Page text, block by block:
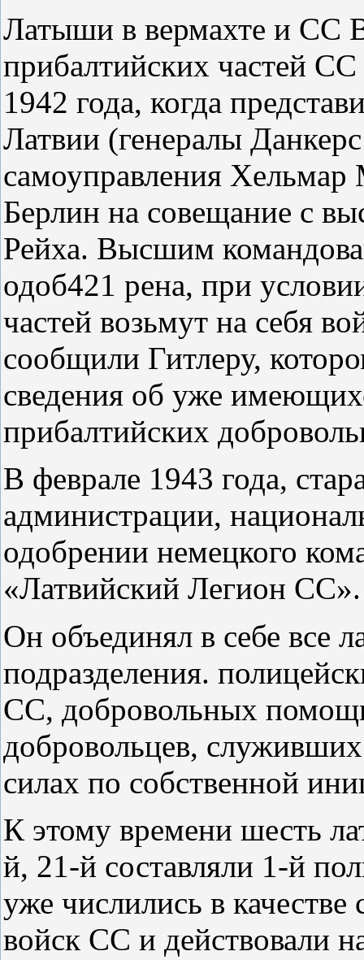
Латыши в вермахте и СС
прибалтийских частей
1942 года, когда
Латвии (генералы
самоуправления
Берлин на совещание с
Рейха. Высшим
одоб421 рена, при
частей возьмут на себя
сообщили Гитлеру,
сведения об уже
прибалтийских
В феврале 1943 года,
администрации,
одобрении немецкого
«Латвийский Легион СС».
Он объединял в себе все
подразделения.
СС, добровольных
добровольцев,
силах по собственной
К этому времени шесть
й, 21-й составляли 1-й
уже числились в
войск СС и действовали